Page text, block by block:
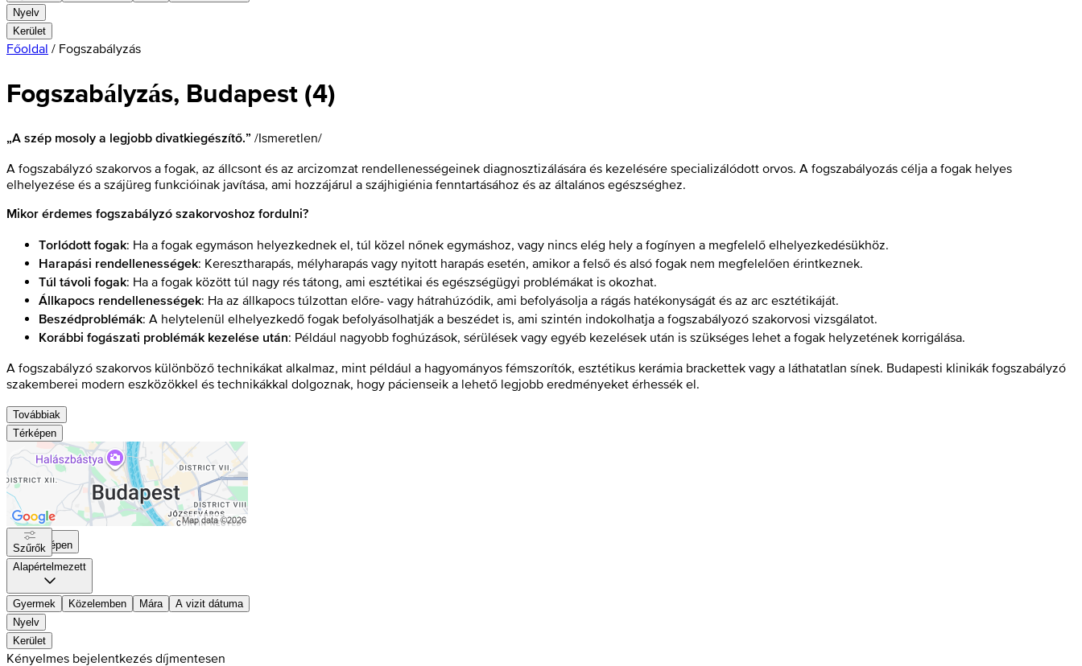
Nyelv
Kerület
Főoldal / Fogszabályzás
Fogszabályzás, Budapest(4)
„A szép mosoly a legjobb divatkiegészítő.” /Ismeretlen/
A fogszabályzó szakorvos a fogak, az állcsont és az arcizomzat rendellenességeinek diagnosztizálására és kezelésére specializálódott orvos. A fogszabályozás célja a fogak helyes
elhelyezése és a szájüreg funkcióinak javítása, ami hozzájárul a szájhigiénia fenntartásához és az általános egészséghez.
Mikor érdemes fogszabályzó szakorvoshoz fordulni?
Torlódott fogak: Ha a fogak egymáson helyezkednek el, túl közel nőnek egymáshoz, vagy nincs elég hely a fogínyen a megfelelő elhelyezkedésükhöz.
Harapási rendellenességek: Keresztharapás, mélyharapás vagy nyitott harapás esetén, amikor a felső és alsó fogak nem megfelelően érintkeznek.
Túl távoli fogak: Ha a fogak között túl nagy rés tátong, ami esztétikai és egészségügyi problémákat is okozhat.
Állkapocs rendellenességek: Ha az állkapocs túlzottan előre- vagy hátrahúzódik, ami befolyásolja a rágás hatékonyságát és az arc esztétikáját.
Beszédproblémák: A helytelenül elhelyezkedő fogak befolyásolhatják a beszédet is, ami szintén indokolhatja a fogszabályozó szakorvosi vizsgálatot.
Korábbi fogászati problémák kezelése után: Például nagyobb foghúzások, sérülések vagy egyéb kezelések után is szükséges lehet a fogak helyzetének korrigálása.
A fogszabályzó szakorvos különböző technikákat alkalmaz, mint például a hagyományos fémszorítók, esztétikus kerámia brackettek vagy a láthatatlan sínek. Budapesti klinikák fogszabályzó
szakemberei modern eszközökkel és technikákkal dolgoznak, hogy pácienseik a lehető legjobb eredményeket érhessék el.
Továbbiak
Térképen
Térképen
Szűrők
Alapértelmezett
Gyermek Közelemben Mára
A vizit dátuma
Nyelv
Kerület
Kényelmes bejelentkezés díjmentesen